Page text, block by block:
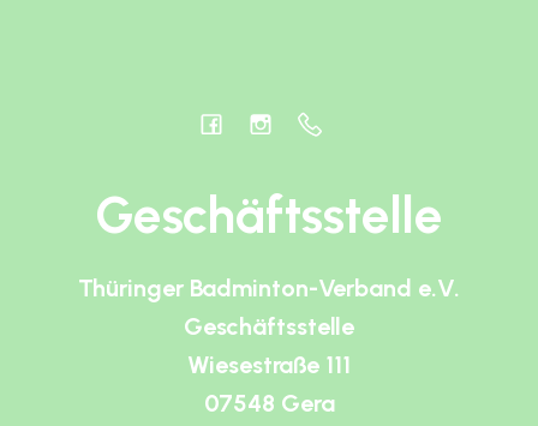
Geschäftsstelle
Thüringer Badminton-Verband e.V.
Geschäftsstelle
Wiesestraße 111
07548 Gera